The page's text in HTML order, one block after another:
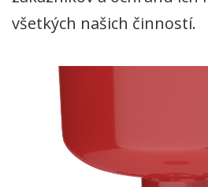
všetkých našich činností.